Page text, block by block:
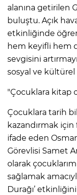
alanına getirilen
buluştu. Açık
etkinliğinde
hem keyifli hem
sevgisini
sosyal ve kültürel
"Çocuklara kitap
Çocuklara tarih
kazandırmak
ifade eden
Görevlisi Samet
olarak
sağlamak
Durağı’